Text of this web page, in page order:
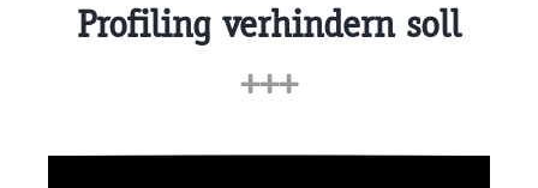
Profiling verhindern soll
+++